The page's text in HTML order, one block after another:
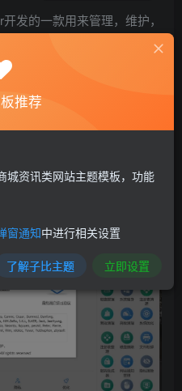
发的一款用来管理，维护，
Windows操作系统的电脑的
是把这个公司之前推出的所
一些高级功能，所以
推荐
城资讯类网站主题模板，功能
窗通知中进行相关设置
了解子比主题 立即设置